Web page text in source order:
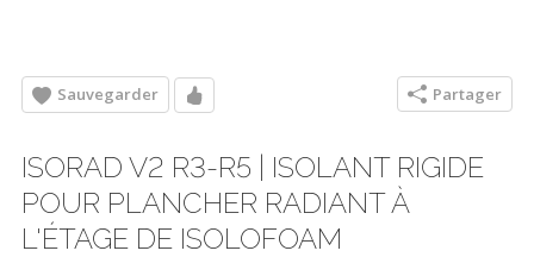
Sauvegarder Partager
ISORAD V2 R3-R5 | ISOLANT RIGIDE
POUR PLANCHER RADIANT À
L'ÉTAGE DE ISOLOFOAM